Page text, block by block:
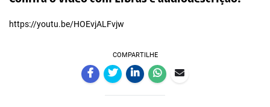
https://youtu.be/HOEvjALFvjw
COMPARTILHE